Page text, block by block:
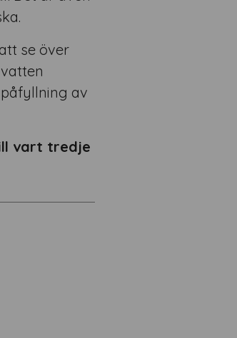
se över
av
vart tredje